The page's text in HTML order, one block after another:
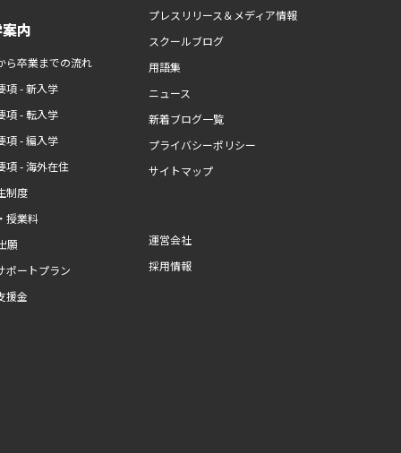
内
ら卒業までの流れ
項 - 新入学
項 - 転入学
項 - 編入学
項 - 海外在住
制度
授業料
願
ポートプラン
援金
プレスリリース＆メディア情報
スクールブログ
用語集
ニュース
新着ブログ一覧
プライバシーポリシー
サイトマップ
運営会社
採用情報